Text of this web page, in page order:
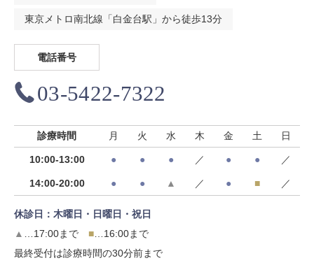
東京メトロ南北線「白金台駅」から徒歩13分
電話番号
03-5422-7322
診療時間 月 火 水 木 金 土 日
10:00-13:00 ● ● ● ／ ● ● ／
14:00-20:00 ● ● ▲ ／ ● ■ ／
休診日：木曜日・日曜日・祝日
▲
…17:00まで ■ …16:00まで
最終受付は診療時間の30分前まで